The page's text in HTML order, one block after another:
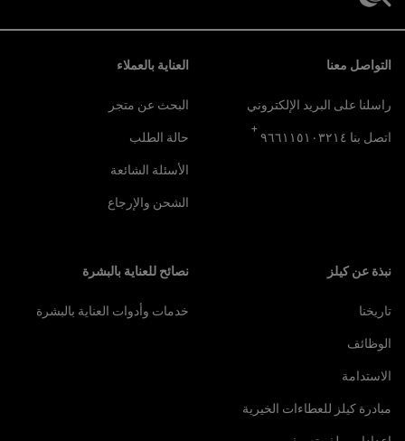
التواصل معنا
راسلنا على البريد الإلكتروني
اتصل بنا ٩٦٦١١٥١٠٣٢١٤
+
العناية بالعملاء
البحث عن متجر
حالة الطلب
الأسئلة الشائعة
الشحن والإرجاع
نبذة عن كيلز
تاريخنا
الوظائف
الاستدامة
مبادرة كيلز للعطاءات الخيرية
نصائح للعناية بالبشرة
خدمات وأدوات العناية بالبشرة